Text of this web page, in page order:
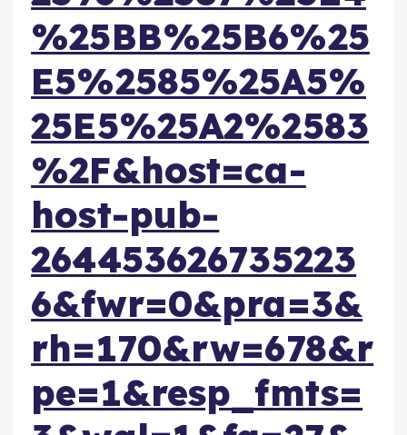
%25BB%25B6%25
E5%2585%25A5%
25E5%25A2%2583
%2F&host=ca-
host-pub-
264453626735223
6&fwr=0&pra=3&
rh=170&rw=678&r
pe=1&resp_fmts=